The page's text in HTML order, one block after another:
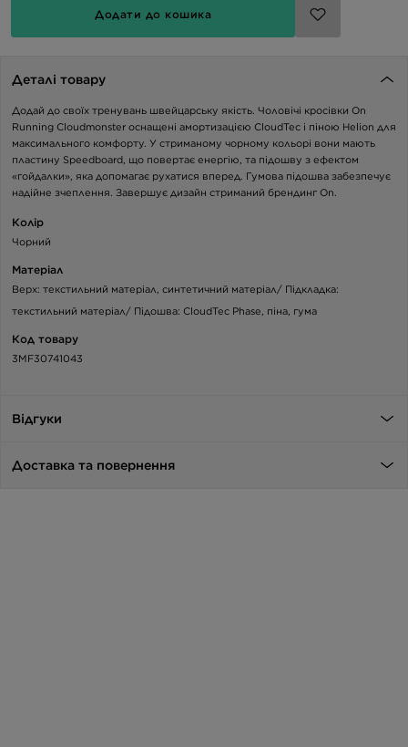
Додати до кошика
Деталі товару
Додай до своїх тренувань швейцарську якість. Чоловічі кросівки On
Running Cloudmonster оснащені амортизацією CloudTec і піною Helion для
максимального комфорту. У стриманому чорному кольорі вони мають
пластину Speedboard, що повертає енергію, та підошву з ефектом
«гойдалки», яка допомагає рухатися вперед. Гумова підошва забезпечує
надійне зчеплення. Завершує дизайн стриманий брендинг On.
Колір
Чорний
Матеріал
Верх: текстильний матеріал, синтетичний матеріал/ Підкладка:
текстильний матеріал/ Підошва: CloudTec Phase, піна, гума
Код товару
3MF30741043
Відгуки
Доставка та повернення